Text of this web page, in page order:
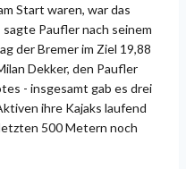
Start waren, war das
Paufler nach seinem
der Bremer im Ziel 19,88
Dekker, den Paufler
- insgesamt gab es drei
ihre Kajaks laufend
500 Metern noch